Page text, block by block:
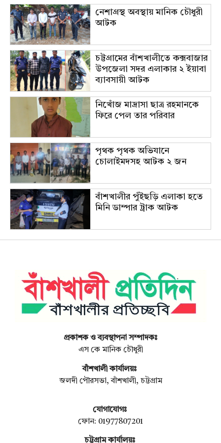
নেশাগ্রস্থ অবস্থায় মানিক চৌধুরী
আটক
চট্টগ্রামের বাঁশখালীতে কক্সবাজার
উপজেলা সদর এলাকার ২ ইয়াবা
ব্যাবসায়ী আটক
নিখোঁজ মাদ্রাসা ছাত্র রহমানকে
ফিরে পেল তার পরিবার
পৃথক পৃথক অভিযানে
চোলাইমদসহ আটক ২ জন
বাঁশখালীর পুঁইছড়ি এলাকা হতে
মিনি ডাম্পার ট্রাক আটক
প্রকাশক ও ব্যবস্থাপনা সম্পাদকঃ
এস কে মানিক চৌধুরী
বাঁশখালী কার্যালয়ঃ
জলদী পৌরসভা, বাঁশখালী, চট্টগ্রাম
যোগাযোগঃ
ফোন: 01977807201
চট্টগ্রাম কার্যালয়ঃ